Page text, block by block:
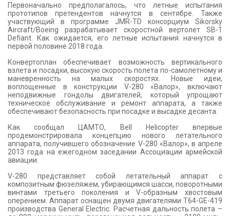
Первоначально предполагалось, что летные испытания
прототипов претендентов начнутся в сентябре. Также
участвующий в программе JMR-TD консорциум Sikorsky
Aircraft/Boeing разрабатывает скоростной вертолет SB-1
Defiant. Как ожидается, его летные испытания начнутся в
первой половине 2018 года.
Конвертоплан обеспечивает возможность вертикального
взлета и посадки, высокую скорость полета по-самолетному и
маневренность на малых скоростях. Новые идеи,
воплощенные в конструкции V-280 «Валор», включают
неподвижные гондолы двигателей, который упрощают
техническое обслуживание и ремонт аппарата, а также
обеспечивают безопасность при посадке и высадке десанта.
Как сообщал ЦАМТО, Bell Helicopter впервые
продемонстрировала концепцию нового летательного
аппарата, получившего обозначение V-280 «Валор», в апреле
2013 года на ежегодном заседании Ассоциации армейской
авиации.
V-280 представляет собой летательный аппарат с
композитным фюзеляжем, убирающимся шасси, поворотными
винтами третьего поколения и V-образным хвостовым
оперением. Аппарат оснащен двумя двигателями T64-GE-419
производства General Electric. Расчетная дальность полета –